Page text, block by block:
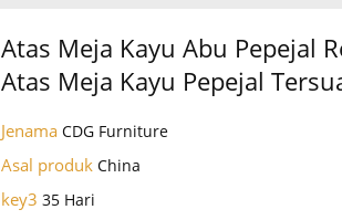
Atas Meja Kayu Abu Pepejal
Atas Meja Kayu Pepejal
JenamaCDG Furniture
Asal produkChina
key335 Hari